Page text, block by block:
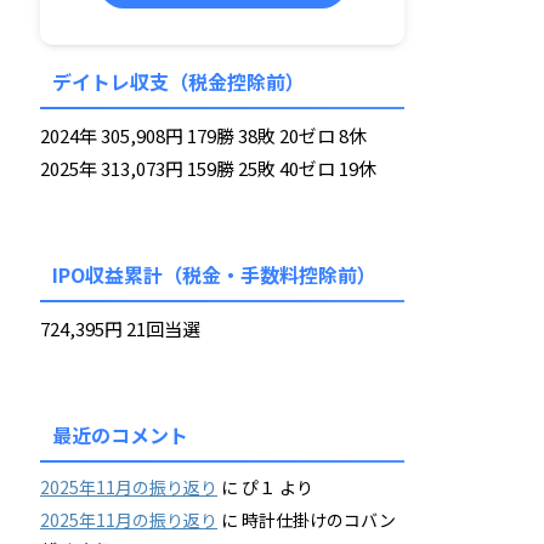
デイトレ収支（税金控除前）
2024年 305,908円 179勝 38敗 20ゼロ 8休
2025年 313,073円 159勝 25敗 40ゼロ 19休
IPO収益累計（税金・手数料控除前）
724,395円 21回当選
最近のコメント
2025年11月の振り返り に ぴ１ より
2025年11月の振り返り に 時計仕掛けのコバン